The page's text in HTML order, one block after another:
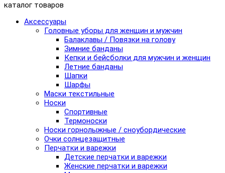
каталог товаров
Аксессуары
Головные уборы для женщин и мужчин
Балаклавы / Повязки на голову
Зимние банданы
Кепки и бейсболки для мужчин и женщин
Летние банданы
Шапки
Шарфы
Маски текстильные
Носки
Спортивные
Термоноски
Носки горнолыжные / сноубордические
Очки солнцезащитные
Перчатки и варежки
Детские перчатки и варежки
Женские перчатки и варежки